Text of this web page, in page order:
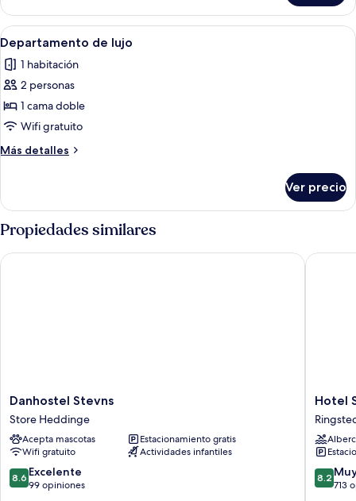
de
campo
de
lujo
Abrir
todas
las
fotos
de
Departamento
de
lujo
Un edificio con techo de paja, una
6
Departamento de lujo
1 habitación
2 personas
1 cama doble
Wifi gratuito
Más detalles
Más
de
Ver precio
Propiedades similares
Danhostel
Stevns
Store
Heddinge
Danhostel Stevns
Store Heddinge
Acepta mascotas
Estacionamiento gratis
Wifi gratuito
Actividades infantiles
8.6
de
8.6 Excelente
99 opiniones
Danhostel Stevns
Hotel
Sørup
Hotel
8.2
de
8.2
713
Hotel